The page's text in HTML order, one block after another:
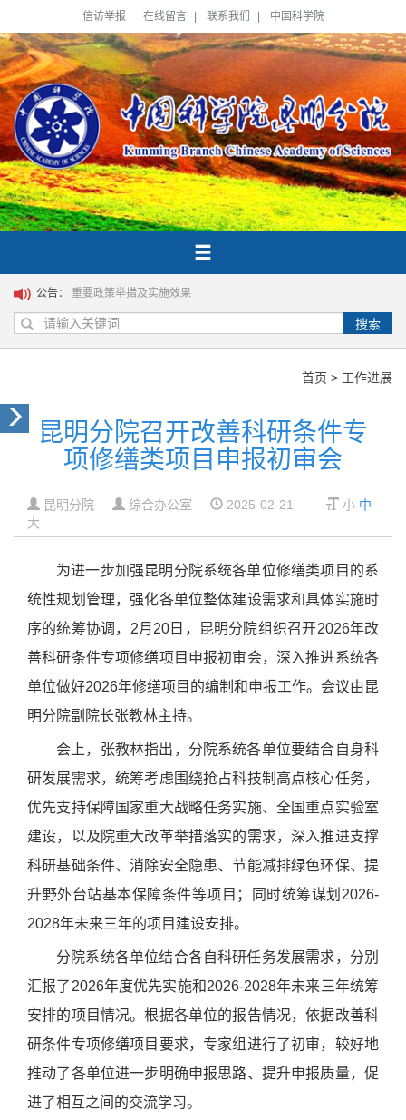
信访举报 在线留言 联系我们 中国科学院
公告： 重要政策举措及实施效果
搜索
首页 > 工作进展
昆明分院召开改善科研条件专
项修缮类项目申报初审会
昆明分院 综合办公室 2025-02-21 小 中
大
为进一步加强昆明分院系统各单位修缮类项目的系
统性规划管理，强化各单位整体建设需求和具体实施时
序的统筹协调， 2月 20 日，昆明分院组织召开2026年改
善科研条件专项修缮项目申报初审会，深入推进系统各
单位做好2026年修缮项目的编制和申报工作。会议由昆
明分院副院长张教林主持。
会上，张教林指出，分院系统各单位要结合自身科
研发展需求，统筹考虑围绕抢占科技制高点核心任务，
优先支持保障国家重大战略任务实施、全国重点实验室
建设，以及院重大改革举措落实的需求，深入推进支撑
科研基础条件、消除安全隐患、节能减排绿色环保、提
升野外台站基本保障条件等项目；同时统筹谋划 2026-
2028年未来三年的项目建设安排。
分院系统各单位结合各自科研任务发展需求，分别
汇报了 2026年度优先实施和2026-2028年未来三年统筹
安排的项目情况。根据各单位的报告情况，依据改善科
研条件专项修缮项目要求，专家组进行了初审，较好地
推动了各单位进一步明确申报思路、提升申报质量，促
进了相互之间的交流学习。